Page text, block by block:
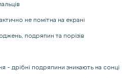
грн
не помітна на екрані
подряпин та порізів
- дрібні подряпини зникають на сонці